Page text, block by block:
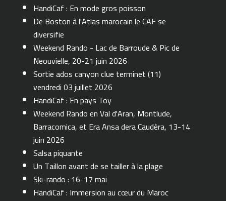
HandiCaf : En mode gros poisson
De Boston à l'Atlas marocain le CAF se
diversifie
Weekend Rando - Lac de Barroude & Pic de
Neouvielle, 20-21 juin 2026
Sortie ados canyon clue terminet (11)
vendredi 03 juillet 2026
HandiCaf : En pays Toy
Weekend Rando en Val d'Aran, Montlude,
Barracomica, et Era Ansa dera Caudèra, 13-14
juin 2026
Salsa piquante
Un Taillon avant de se tailler à la plage
Ski-rando : 16-17 mai
HandiCaf : Immersion au cœur du Maroc